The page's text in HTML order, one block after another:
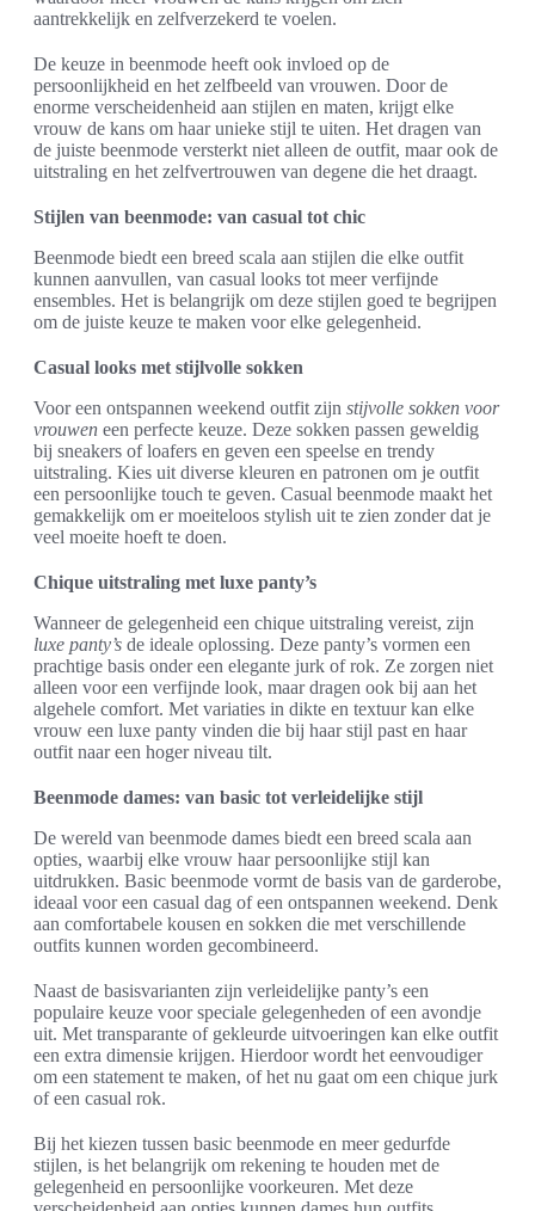
aantrekkelijk en zelfverzekerd te voelen.
De keuze in beenmode heeft ook invloed op de
persoonlijkheid en het zelfbeeld van vrouwen. Door de
enorme verscheidenheid aan stijlen en maten, krijgt elke
vrouw de kans om haar unieke stijl te uiten. Het dragen van
de juiste beenmode versterkt niet alleen de outfit, maar ook de
uitstraling en het zelfvertrouwen van degene die het draagt.
Stijlen van beenmode: van casual tot chic
Beenmode biedt een breed scala aan stijlen die elke outfit
kunnen aanvullen, van casual looks tot meer verfijnde
ensembles. Het is belangrijk om deze stijlen goed te begrijpen
om de juiste keuze te maken voor elke gelegenheid.
Casual looks met stijlvolle sokken
Voor een ontspannen weekend outfit zijn stijvolle sokken voor
vrouwen een perfecte keuze. Deze sokken passen geweldig
bij sneakers of loafers en geven een speelse en trendy
uitstraling. Kies uit diverse kleuren en patronen om je outfit
een persoonlijke touch te geven. Casual beenmode maakt het
gemakkelijk om er moeiteloos stylish uit te zien zonder dat je
veel moeite hoeft te doen.
Chique uitstraling met luxe panty’s
Wanneer de gelegenheid een chique uitstraling vereist, zijn
luxe panty’s de ideale oplossing. Deze panty’s vormen een
prachtige basis onder een elegante jurk of rok. Ze zorgen niet
alleen voor een verfijnde look, maar dragen ook bij aan het
algehele comfort. Met variaties in dikte en textuur kan elke
vrouw een luxe panty vinden die bij haar stijl past en haar
outfit naar een hoger niveau tilt.
Beenmode dames: van basic tot verleidelijke stijl
De wereld van beenmode dames biedt een breed scala aan
opties, waarbij elke vrouw haar persoonlijke stijl kan
uitdrukken. Basic beenmode vormt de basis van de garderobe,
ideaal voor een casual dag of een ontspannen weekend. Denk
aan comfortabele kousen en sokken die met verschillende
outfits kunnen worden gecombineerd.
Naast de basisvarianten zijn verleidelijke panty’s een
populaire keuze voor speciale gelegenheden of een avondje
uit. Met transparante of gekleurde uitvoeringen kan elke outfit
een extra dimensie krijgen. Hierdoor wordt het eenvoudiger
om een statement te maken, of het nu gaat om een chique jurk
of een casual rok.
Bij het kiezen tussen basic beenmode en meer gedurfde
stijlen, is het belangrijk om rekening te houden met de
gelegenheid en persoonlijke voorkeuren. Met deze